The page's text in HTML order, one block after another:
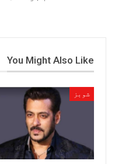
You Might Also Like
شوبز